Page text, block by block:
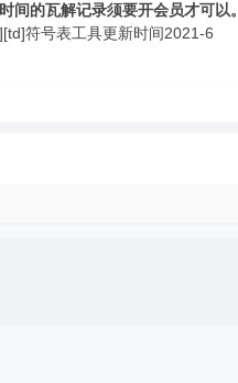
间的瓦解记录须要开会员才可以。
符号表工具更新时间2021-6